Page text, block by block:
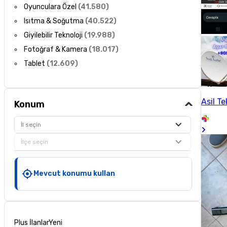
Oyunculara Özel (41.580)
Isıtma & Soğutma (40.522)
Giyilebilir Teknoloji (19.988)
Fotoğraf & Kamera (18.017)
Tablet (12.609)
Konum
İl seçin
İlçe seçin
Mevcut konumu kullan
Plus İlanlarYeni
Asil